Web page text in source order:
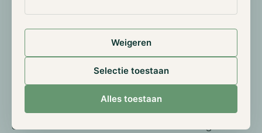
Weigeren
Selectie toestaan
Alles toestaan
Deze trend heeft zich voortgezet, zelfs na een
periode van verlengde marktvertraging. In september
heeft de markt gezien dat Deutsche Bank, HSBC,
Citigroup en ABN AMRO digitale activa en
blockchains verkennen.
ABN AMRO heeft een belangrijke zet gedaan door de
eerste Nederlandse bank te worden die een groene